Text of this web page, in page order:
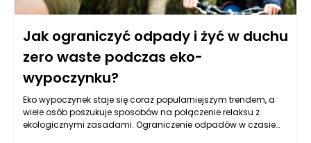
Jak ograniczyć odpady i żyć w duchu
zero waste podczas eko-
wypoczynku?
Eko wypoczynek staje się coraz popularniejszym trendem, a
wiele osób poszukuje sposobów na połączenie relaksu z
ekologicznymi zasadami. Ograniczenie odpadów w czasie